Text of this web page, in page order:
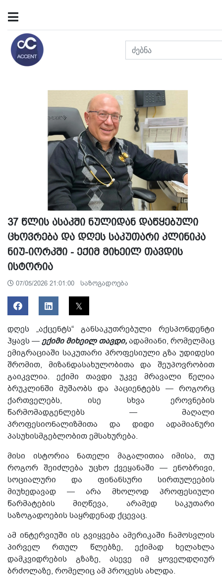
37 წლის ასაკში ნულიდან დაწყებული
ცხოვრება და დღეს საკუთარი კლინიკა
ნიუ-იორკში - ექიმ მიხეილ თავდის
ისტორია
07/05/2026 21:01:00 საზოგადოება
დღეს „აქცენტს“ განსაკუთრებული
რესპონდენტი
ჰყავს—ექიმი მიხეილ თავდი,ადამიანი, რომელმაც
ემიგრაციაში საკუთარი პროფესიული გზა უდიდესი
შრომით, მიზანდასახულობითა და
შეუპოვრობით
გაიკვლია.ექიმი თავდი უკვე მრავალი
წელია
ბრუკლინში მუშაობს და პაციენტებს — როგორც
ქართველებს, ისე სხვა
ეროვნების
წარმომადგენლებს — მაღალი
პროფესიონალიზმითა
და დიდი
ადამიანური
პასუხისმგებლობითემსახურება.
მისი
ისტორია ნათელი მაგალითია იმისა,თუ
როგორ შეიძლება უცხო ქვეყანაში —ენობრივი,
სოციალური
და ფინანსური
სირთულეების
მიუხედავად — არა მხოლოდ
პროფესიული
წარმატების
მიღწევა, არამედ
საკუთარი
საზოგადოების საყრდენადქცევაც.
ამ ინტერვიუში ის გვიყვება ამერიკაში ჩამოსვლის
პირველ
რთულ წლებზე, ექიმად
ხელახლა
დამკვიდრების
გზაზე, ასევე იმ
ყოველდღიურ
ბრძოლაზე, რომელიცამ პროცესსახლდა.